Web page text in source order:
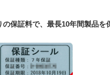
の保証料で、最長10年間製品を